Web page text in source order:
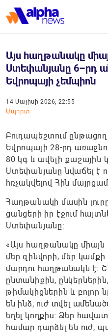
Այս հաղթանակը
Ստեփանյանը 6–րդ
Եվրոպայի չեմպիոն
14 Մայիսի 2026, 22:55
Սպորտ
Բուդապեշտում
Եվրոպայի 28-րդ
80 կգ և ավելի քաշային
Ստեփանյանը նվաճել է
հռչակվելով Հին
Հաղթանակի մասին
ցանցերի իր էջում
Ստեփանյանը։
«Այս հաղթանակը միայն
մեր զինվորի, մեր
մարդու հաղթանակն է։
ընտանիքին,
թիմակիցներին և բոլոր
են ինձ, ուժ տվել
եղել կողքիս։ Ձեր
համար դարձել են ուժ,